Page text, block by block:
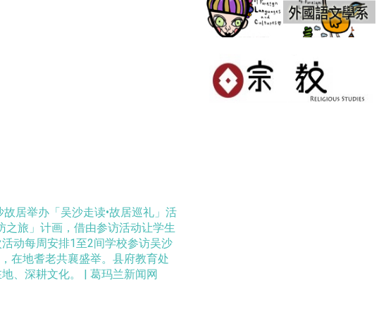
居举办「吴沙走读•故居巡礼」活
旅」计画，借由参访活动让学生
动每周安排1至2间学校参访吴沙
在地耆老共襄盛举。县府教育处
、深耕文化。 | 葛玛兰新闻网